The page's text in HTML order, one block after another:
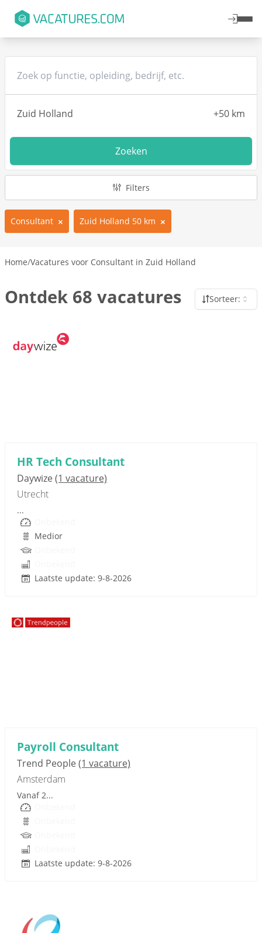
Zoeken
Filters
Consultant Zuid Holland 50 km
Home/Vacatures voor Consultant in Zuid Holland
Ontdek 68 vacatures Sorteer:
HR Tech Consultant
Daywize(1 vacature)
Utrecht
...
Medior
Laatste update: 9-8-2026
Payroll Consultant
Trend People(1 vacature)
Amsterdam
Vanaf 2...
Laatste update: 9-8-2026